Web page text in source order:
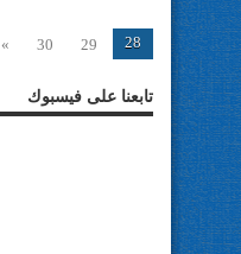
28
29
30
»
تابعنا على فيسبوك